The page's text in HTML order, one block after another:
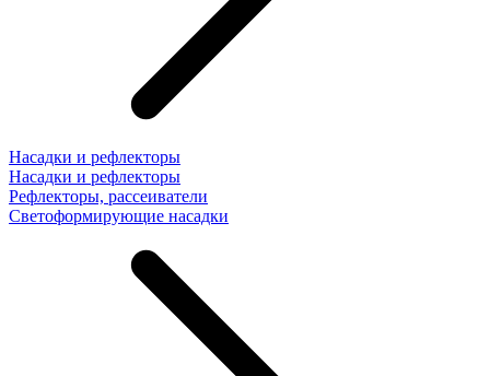
Насадки и рефлекторы
Насадки и рефлекторы
Рефлекторы, рассеиватели
Светоформирующие насадки